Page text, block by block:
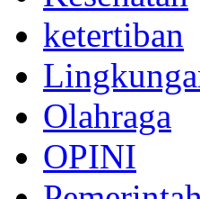
ketertiban
Olahraga
OPINI